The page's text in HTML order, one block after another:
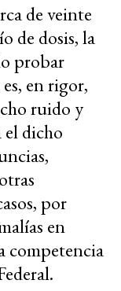
de veinte
de dosis, la
probar
en rigor,
ruido y
el dicho
por
en
competencia